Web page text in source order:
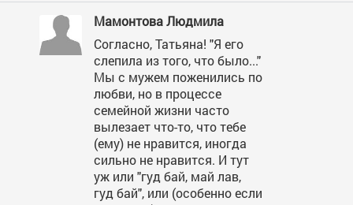
Мамонтова Людмила
Согласно, Татьяна! "Я его
слепила из того, что было..."
Мы с мужем поженились по
любви, но в процессе
семейной жизни часто
вылезает что-то, что тебе
(ему) не нравится, иногда
сильно не нравится. И тут
уж или "гуд бай, май лав,
гуд бай", или (особенно если